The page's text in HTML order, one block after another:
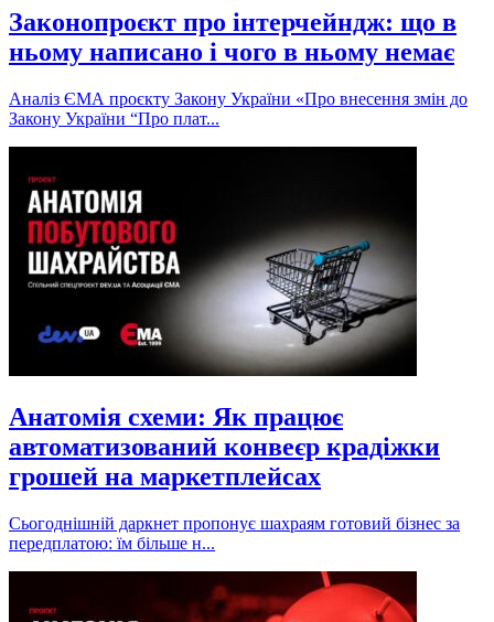
Законопроєкт про інтерчейндж: що в
ньому написано і чого в ньому немає
Аналіз ЄМА проєкту Закону України «Про внесення змін до
Закону України “Про плат...
Анатомія схеми: Як працює
автоматизований конвеєр крадіжки
грошей на маркетплейсах
Сьогоднішній даркнет пропонує шахраям готовий бізнес за
передплатою: їм більше н...